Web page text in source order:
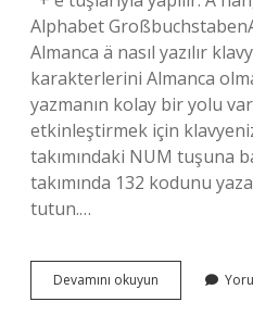
Alphabet
Almanca ä nasıl yazılır
karakterlerini Almanca
yazmanın kolay bir yolu
etkinleştirmek için
takımındaki NUM tuşuna
takımında 132 kodunu
tutun.…
Devamını okuyun
Noktalı